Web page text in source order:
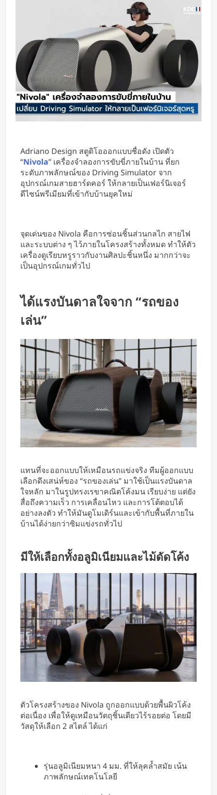
Xiaomi เปิดตัว SUV พร้อมพื้นที่นอน
ชั้นบน รองรับผู้โดยสารได้ 7 ที่นั่ง
2 วัน Ago
นักวิจัย NUS CDE พัฒนา “ผิว
อิเล็กทรอนิกส์” ที่รับรู้การสัมผัสและ
ซ่อมแซมตัวเองใต้น้ำได้
2 วัน Ago
K-18M โดรนรบฝีมือคนไทย ทดสอบ
บินสำเร็จครั้งแรก
3 วัน Ago
BlaBlaCar เปิดให้บริการในไทย
หารค่าน้ำมันและค่าทางด่วน
Adriano Design สตูดิโอออกแบบชื่อดัง เปิดตัว
“Nivola” เครื่องจำลองการขับขี่ภายในบ้าน ที่ยก
ระดับภาพลักษณ์ของ Driving Simulator จาก
อุปกรณ์เกมสายฮาร์ดคอร์ ให้กลายเป็นเฟอร์นิเจอร์
ดีไซน์พรีเมียมที่เข้ากับบ้านยุคใหม่
จุดเด่นของ Nivola คือการซ่อนชิ้นส่วนกลไก สายไฟ
และระบบต่าง ๆ ไว้ภายในโครงสร้างทั้งหมด ทำให้ตัว
เครื่องดูเรียบหรูราวกับงานศิลปะชิ้นหนึ่ง มากกว่าจะ
เป็นอุปกรณ์เกมทั่วไป
ได้แรงบันดาลใจจาก “รถของ
เล่น”
แทนที่จะออกแบบให้เหมือนรถแข่งจริง ทีมผู้ออกแบบ
เลือกดึงเสน่ห์ของ “รถของเล่น” มาใช้เป็นแรงบันดาล
ใจหลัก มาในรูปทรงเรขาคณิตโค้งมน เรียบง่าย แต่ยัง
สื่อถึงความเร็ว การเคลื่อนไหว และการโต้ตอบได้
อย่างลงตัว ทำให้มันดูโมเดิร์นและเข้ากับพื้นที่ภายใน
บ้านได้ง่ายกว่าซิมแข่งรถทั่วไป
มีให้เลือกทั้งอลูมิเนียมและไม้ดัดโค้ง
ตัวโครงสร้างของ Nivola ถูกออกแบบด้วยพื้นผิวโค้ง
ต่อเนื่อง เพื่อให้ดูเหมือนวัตถุชิ้นเดียวไร้รอยต่อ โดยมี
วัสดุให้เลือก 2 สไตล์ ได้แก่
รุ่นอลูมิเนียมหนา 4 มม. ที่ให้ลุคล้ำสมัย เน้น
ภาพลักษณ์เทคโนโลยี